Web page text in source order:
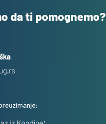
da ti pomognemo?